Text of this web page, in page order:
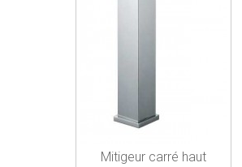
Mitigeur carré haut